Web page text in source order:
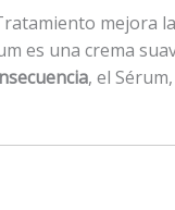
mejora
es una crema
, el